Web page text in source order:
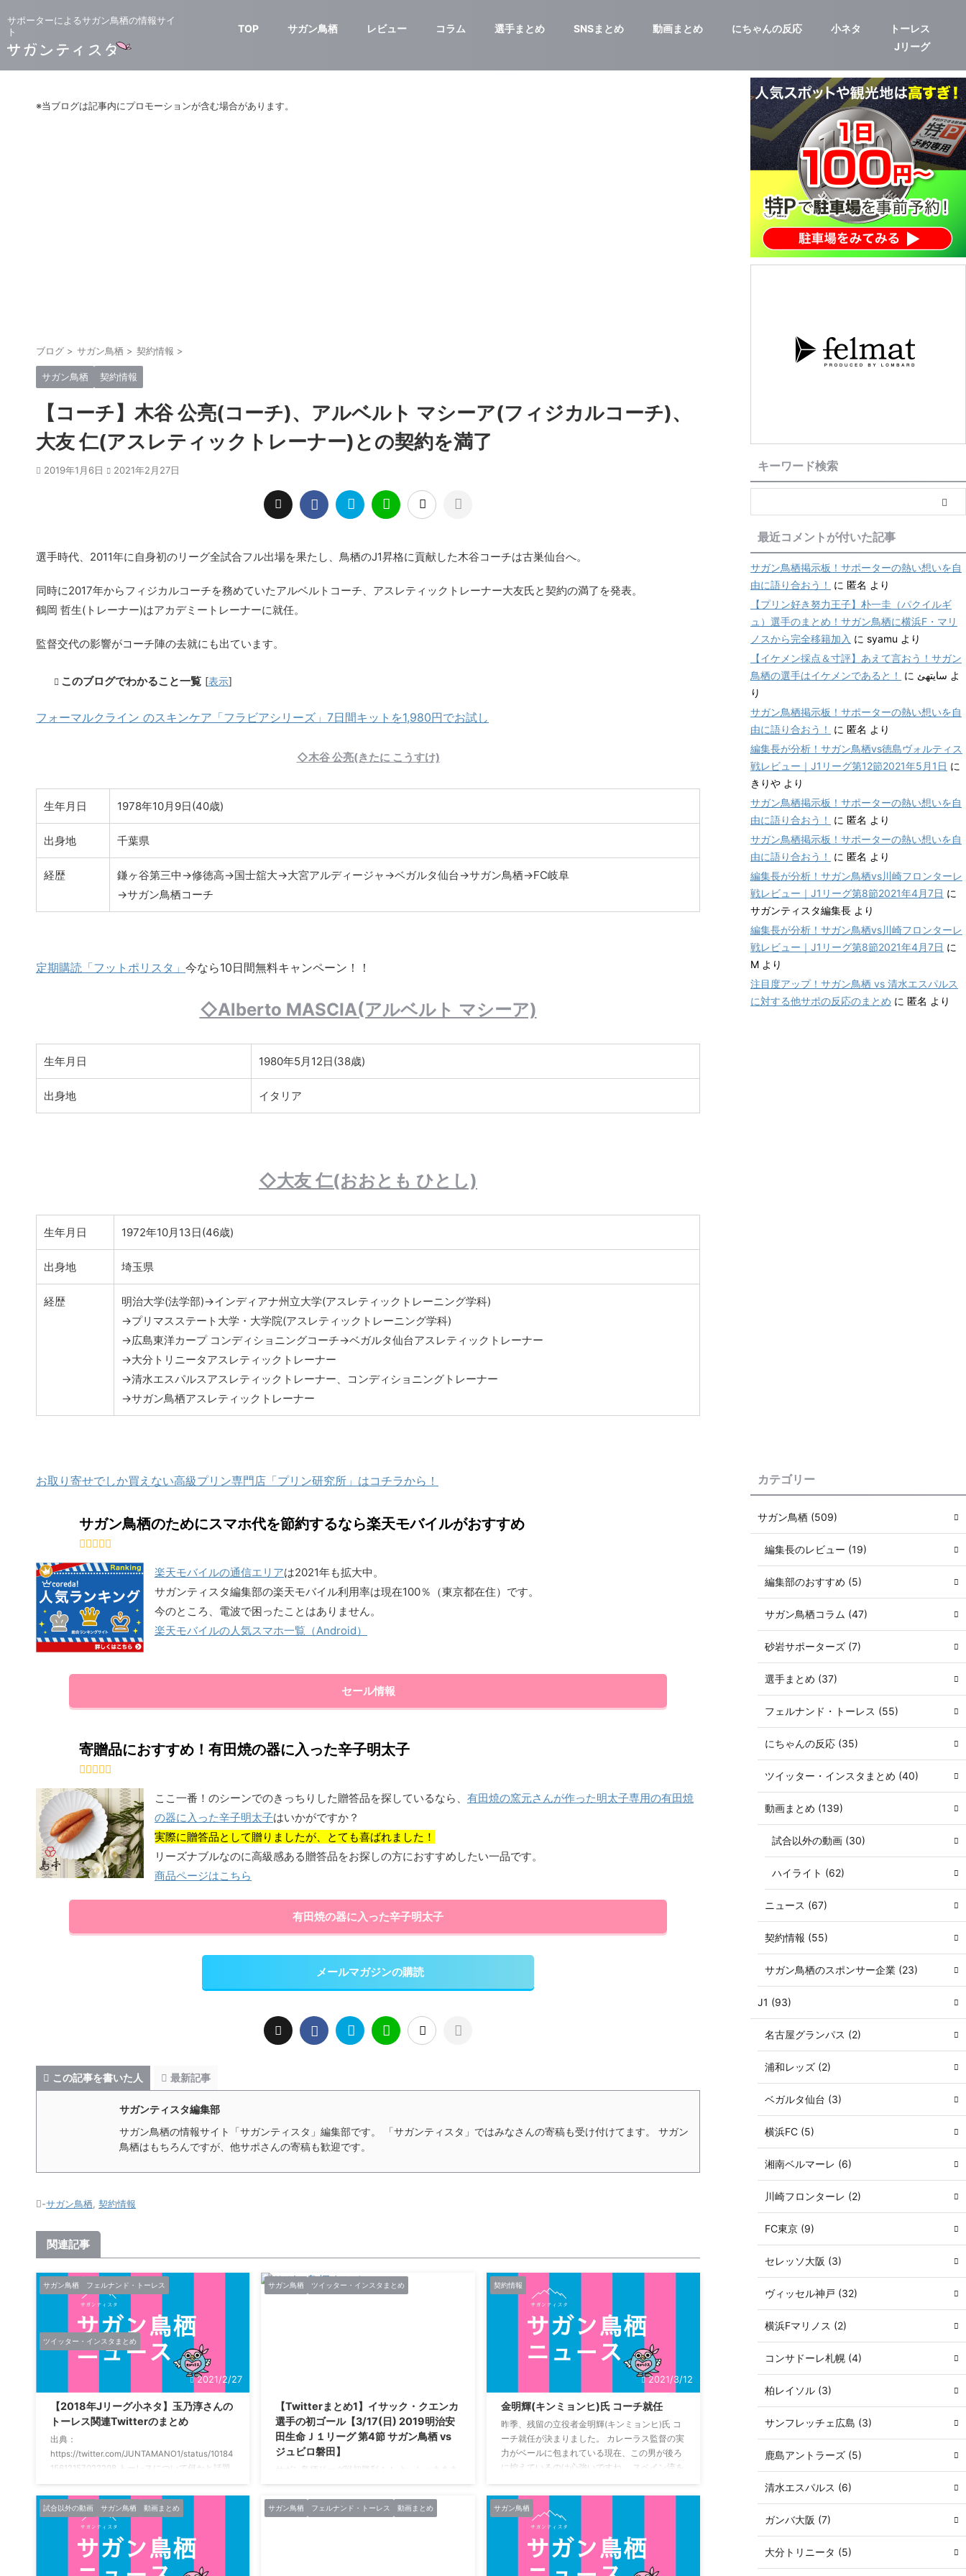
サポーターによるサガン鳥栖の情報サイ
ト
TOP サガン鳥栖 レビュー コラム 選手まとめ SNSまとめ 動画まとめ にちゃんの反応 小ネタ
トーレス
Jリーグ
※当ブログは記事内にプロモーションが含む場合があります。
ブログ > サガン鳥栖 > 契約情報 >
サガン鳥栖 契約情報
【コーチ】木谷 公亮(コーチ)、アルベルト マシーア(フィジカルコーチ)、
大友 仁(アスレティックトレーナー)との契約を満了
2019年1月6日 2021年2月27日
選手時代、2011年に自身初のリーグ全試合フル出場を果たし、鳥栖のJ1昇格に貢献した木谷コーチは古巣仙台へ。
同時に2017年からフィジカルコーチを務めていたアルベルトコーチ、アスレティックトレーナー大友氏と契約の満了を発表。
鶴岡 哲生(トレーナー)はアカデミートレーナーに就任。
監督交代の影響がコーチ陣の去就にも出ています。
このブログでわかること一覧 [表示]
フォーマルクライン のスキンケア「フラビアシリーズ」7日間キットを1,980円でお試し
◇木谷 公亮(きたに こうすけ)
生年月日 1978年10月9日(40歳)
出身地 千葉県
経歴
鎌ヶ谷第三中→修徳高→国士舘大→大宮アルディージャ→ベガルタ仙台→サガン鳥栖→FC岐阜
→サガン鳥栖コーチ
定期購読「フットポリスタ」 今なら10日間無料キャンペーン！！
◇Alberto MASCIA(アルベルト マシーア)
生年月日 1980年5月12日(38歳)
出身地 イタリア
◇大友 仁(おおとも ひとし)
生年月日 1972年10月13日(46歳)
出身地 埼玉県
経歴
明治大学(法学部)→インディアナ州立大学(アスレティックトレーニング学科)
→プリマスステート大学・大学院(アスレティックトレーニング学科)
→広島東洋カープ コンディショニングコーチ→ベガルタ仙台アスレティックトレーナー
→大分トリニータアスレティックトレーナー
→清水エスパルスアスレティックトレーナー、コンディショニングトレーナー
→サガン鳥栖アスレティックトレーナー
お取り寄せでしか買えない高級プリン専門店「プリン研究所」はコチラから！
サガン鳥栖のためにスマホ代を節約するなら楽天モバイルがおすすめ
楽天モバイルの通信エリアは2021年も拡大中。
サガンティスタ編集部の楽天モバイル利用率は現在100％（東京都在住）です。
今のところ、電波で困ったことはありません。
楽天モバイルの人気スマホ一覧（Android）
セール情報
寄贈品におすすめ！有田焼の器に入った辛子明太子
ここ一番！のシーンでのきっちりした贈答品を探しているなら、 有田焼の窯元さんが作った明太子専用の有田焼
の器に入った辛子明太子はいかがですか？
実際に贈答品として贈りましたが、とても喜ばれました！
リーズナブルなのに高級感ある贈答品をお探しの方におすすめしたい一品です。
商品ページはこちら
有田焼の器に入った辛子明太子
メールマガジンの購読
この記事を書いた人 最新記事
サガンティスタ編集部
サガン鳥栖の情報サイト「サガンティスタ」編集部です。 「サガンティスタ」ではみなさんの寄稿も受け付けてます。 サガン
鳥栖はもちろんですが、他サポさんの寄稿も歓迎です。
-サガン鳥栖 契約情報
関連記事
サガン鳥栖 フェルナンド・トーレス
ツイッター・インスタまとめ
2021/2/27
【2018年Jリーグ小ネタ】玉乃淳さんの
トーレス関連Twitterのまとめ
出典：
https://twitter.com/JUNTAMANO1/status/10184
15612157022208 トーレスについて何かと話題
アトレティコ・マドリーのユースに所属し、フ
ェルナンド・トーレスと「同期」だった玉乃
氏。 今年の移籍話題のみならず、トーレスに関
する過去の話題もまとめました。 2018年の話題
鳴り止まない電話にノーコメン鳥栖
pic.twitter.com/2aPZ233i0j — 玉乃淳
サガン鳥栖 ツイッター・インスタまとめ
【Twitterまとめ1】イサック・クエンカ
選手の初ゴール【3/17(日) 2019明治安
田生命Ｊ１リーグ 第4節 サガン鳥栖 vs
ジュビロ磐田】
サガン鳥栖リーグ戦初勝利！！ よっしゃあああ
あああああああああああああああああああああ
あああああああああああああああああああああ
契約情報
2021/3/12
金明輝(キンミョンヒ)氏 コーチ就任
昨季、残留の立役者金明輝(キンミョンヒ)氏 コ
ーチ就任が決まりました。 カレーラス監督の実
力がベールに包まれている現在、この男が後ろ
に控えているのは心強いですね。 スペイン流を
たいです。 引用：サガン鳥栖公式 金明輝(キン
ミョンヒ) 生年月日 1981年5月8日(37歳) 出身地
兵庫県 選手歴 2000 ジェフユナイテッド市原
2000 ヴァンフォーレ甲府 2001 ジェフユナイテ
ッド市原 2003-2006 佐川急便大阪ＳＣ 2007 ア
ローズ北陸 2008- ...
試合以外の動画 サガン鳥栖 動画まとめ サガン鳥栖 フェルナンド・トーレス 動画まとめ サガン鳥栖
キーワード検索
最近コメントが付いた記事
サガン鳥栖掲示板！サポーターの熱い想いを自
由に語り合おう！
に 匿名 より
【プリン好き努力王子】朴一圭（パクイルギ
ュ）選手のまとめ！サガン鳥栖に横浜F・マリ
ノスから完全移籍加入 に syamu より
【イケメン採点＆寸評】あえて言おう！サガン
鳥栖の選手はイケメンであると！
に سایتهئ よ
り
サガン鳥栖掲示板！サポーターの熱い想いを自
由に語り合おう！
に 匿名 より
編集長が分析！サガン鳥栖vs徳島ヴォルティス
戦レビュー｜J1リーグ第12節2021年5月1日 に
きりや より
サガン鳥栖掲示板！サポーターの熱い想いを自
由に語り合おう！
に 匿名 より
サガン鳥栖掲示板！サポーターの熱い想いを自
由に語り合おう！
に 匿名 より
編集長が分析！サガン鳥栖vs川崎フロンターレ
戦レビュー｜J1リーグ第8節2021年4月7日 に
サガンティスタ編集長 より
編集長が分析！サガン鳥栖vs川崎フロンターレ
戦レビュー｜J1リーグ第8節2021年4月7日 に
M より
注目度アップ！サガン鳥栖 vs 清水エスパルス
に対する他サポの反応のまとめ に 匿名 より
カテゴリー
サガン鳥栖 (509)
編集長のレビュー (19)
編集部のおすすめ (5)
サガン鳥栖コラム (47)
砂岩サポーターズ (7)
選手まとめ (37)
フェルナンド・トーレス (55)
にちゃんの反応 (35)
ツイッター・インスタまとめ (40)
動画まとめ (139)
試合以外の動画 (30)
ハイライト (62)
ニュース (67)
契約情報 (55)
サガン鳥栖のスポンサー企業 (23)
J1 (93)
名古屋グランパス (2)
浦和レッズ (2)
ベガルタ仙台 (3)
横浜FC (5)
湘南ベルマーレ (6)
川崎フロンターレ (2)
FC東京 (9)
セレッソ大阪 (3)
ヴィッセル神戸 (32)
横浜Fマリノス (2)
コンサドーレ札幌 (4)
柏レイソル (3)
サンフレッチェ広島 (3)
鹿島アントラーズ (5)
清水エスパルス (6)
ガンバ大阪 (7)
大分トリニータ (5)